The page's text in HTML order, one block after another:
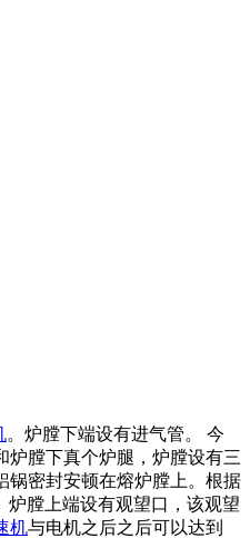
。炉膛下端设有进气管。 今
炉膛下真个炉腿，炉膛设有三
锅密封安顿在熔炉膛上。根据
膛上端设有观望口，该观望
机与电机之后之后可以达到